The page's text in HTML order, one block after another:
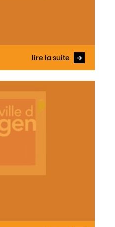
lire la suite